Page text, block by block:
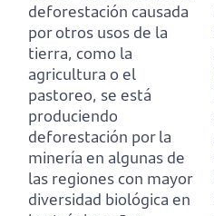
deforestación causada
por otros usos de la
tierra, como la
agricultura o el
pastoreo, se está
produciendo
deforestación por la
minería en algunas de
las regiones con mayor
diversidad biológica en